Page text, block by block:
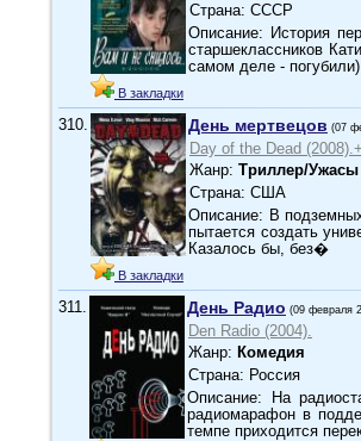
В закладки
Страна: СССР
Описание: История
старшеклассников
самом деле - погубили)
310.
В закладки
День мертвецов (07
Day of the Dead
Жанр: Триллер/Ужасы
Страна: США
Описание: В
пытается создать
Казалось бы, без�
311. День Радио (09 февраля
Den Radio (2004).
Жанр: Комедия
Страна: Россия
Описание: На
радиомарафон в
темпе приходится